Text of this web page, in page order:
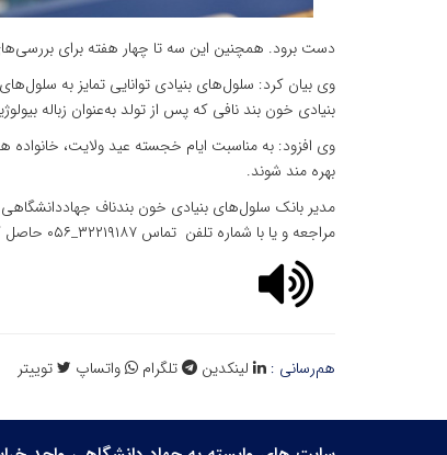
دست برود. همچنین این سه تا چهار هفته برای
وی بیان کرد: سلول‌های بنیادی توانایی تمایز به
بنیادی خون بند نافی که پس از تولد به‌عنوان زباله
بهره مند شوند.
مدیر بانک سلول‌های بنیادی خون بندناف
مراجعه و یا با شماره تلفن تماس ۳۲۲۱۹۱۸۷_۰۵۶ حاصل کنند.
هم‌رسانی : لینکدین تلگرام واتساپ توییتر